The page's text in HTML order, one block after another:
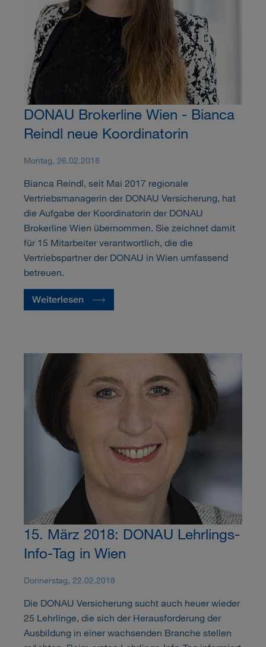
DONAU Brokerline Wien - Bianca
Reindl neue Koordinatorin
Montag, 26.02.2018
Bianca Reindl, seit Mai 2017 regionale
Vertriebsmanagerin der DONAU Versicherung, hat
die Aufgabe der Koordinatorin der DONAU
Brokerline Wien übernommen. Sie zeichnet damit
für 15 Mitarbeiter verantwortlich, die die
Vertriebspartner der DONAU in Wien umfassend
betreuen.
Weiterlesen
15. März 2018: DONAU Lehrlings-
Info-Tag in Wien
Donnerstag, 22.02.2018
Die DONAU Versicherung sucht auch heuer wieder
25 Lehrlinge, die sich der Herausforderung der
Ausbildung in einer wachsenden Branche stellen